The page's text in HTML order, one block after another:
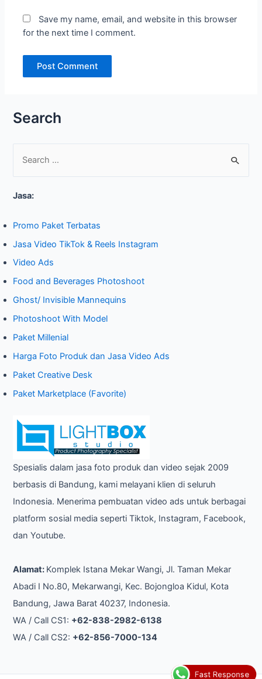
Save my name, email, and website in this browser
for the next time I comment.
Search
e
a
c
h
f
o
r
:
Jasa:
Promo Paket Terbatas
Jasa Video TikTok & Reels Instagram
Video Ads
Food and Beverages Photoshoot
Ghost/ Invisible Mannequins
Photoshoot With Model
Paket Millenial
Harga Foto Produk dan Jasa Video Ads
Paket Creative Desk
Paket Marketplace (Favorite)
Spesialis dalam jasa foto produk dan video sejak 2009
berbasis di Bandung, kami melayani klien di seluruh
Indonesia. Menerima pembuatan video ads untuk berbagai
platform sosial media seperti Tiktok, Instagram, Facebook,
dan Youtube.
Alamat: Komplek Istana Mekar Wangi, Jl. Taman Mekar
Abadi I No.80, Mekarwangi, Kec. Bojongloa Kidul, Kota
Bandung, Jawa Barat 40237, Indonesia.
WA / Call CS1: +62-838-2982-6138
WA / Call CS2: +62-856-7000-134
Fast Response